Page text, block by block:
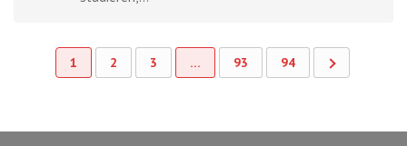
1 2 3 … 93 94